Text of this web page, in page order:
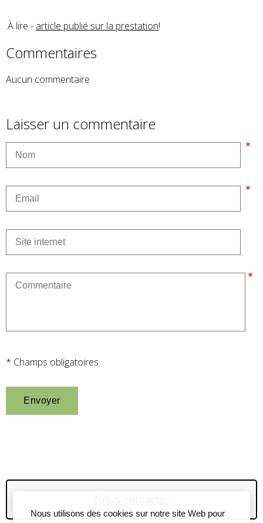
À lire - article publié sur la prestation!
Commentaires
Aucun commentaire
Laisser un commentaire
* Champs obligatoires
Nous utilisons des cookies sur notre site Web pour